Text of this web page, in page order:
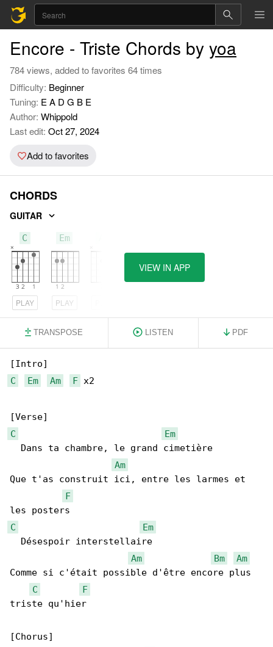
Encore - Triste Chords by yoa
784 views, added to favorites 64 times
Difficulty: Beginner
Tuning: E A D G B E
Author: Whippold
Last edit: Oct 27, 2024
Add to favorites
CHORDS
GUITAR
C
PLAY
Em
PLAY
VIEW IN APP
TRANSPOSE LISTEN PDF
C
Em Am F x2
C
Em
  Dans ta chambre, le grand cimetière
Am
Que t'as construit ici, entre les larmes et
F
C
Em
  Désespoir interstellaire
Am
Bm
Am
Comme si c'était possible d'être encore plus
C
F
triste qu'hier
[Chorus]